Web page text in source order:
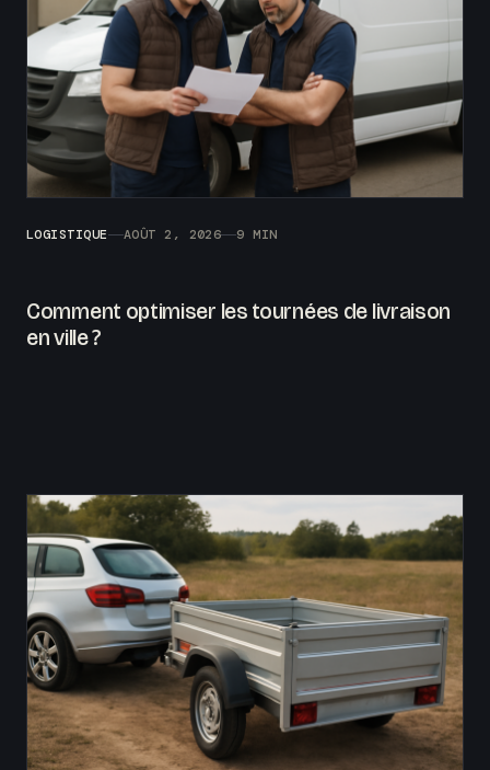
LOGISTIQUE AOÛT 2, 2026 9 MIN
Comment optimiser les tournées de livraison
en ville ?